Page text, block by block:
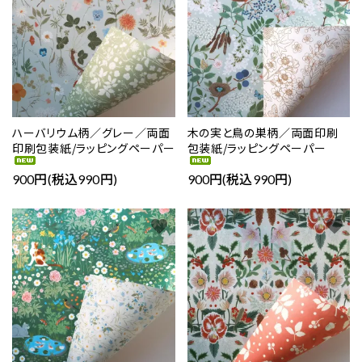
ハーバリウム柄／グレー／両面
印刷包装紙/ラッピングペーパー
900円(税込990円)
木の実と鳥の巣柄／両面印刷
包装紙/ラッピングペーパー
900円(税込990円)
favorite favorite